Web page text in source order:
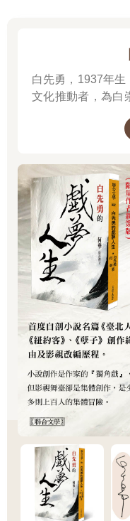
我們會袖手旁觀，直到最
拖延命定的厄運，拇指免
慢慢摩擦蜷向自己的食指
面向那雙多麼天真又多麼
這些難以察覺的崩解可不
我們的弔唁，可以說，並
我們可以逃避你逃避一切
倘若心還活著，又有什麼
這場遊戲強迫假笑；不過
明月把僻巷中的空垃圾桶
變成盛滿歡笑的聖杯，
而穿過所有的歡聲雷動與
我們都聽過茫茫荒野中的
【田園曲】
不再有紫羅蘭，
而年辰
已裂解成煙霾中的碎片。
樹林如今還記得的是
她的呼喚，她的熱情。
樹汁和樹葉的儀式
因太陽而萌發，
終結在後來悶住聲音的
青銅與黃銅之中。由風
白先勇，1937年
文化推動者，為白
國記憶與人性孤
以及散文《樹猶如
年致力於崑曲、
廣，對華文文學與